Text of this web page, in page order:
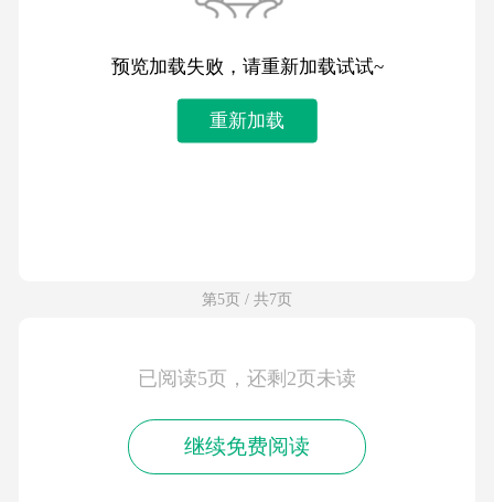
预览加载失败，请重新加载试试~
重新加载
第5页 / 共7页
已阅读5页，还剩2页未读
继续免费阅读